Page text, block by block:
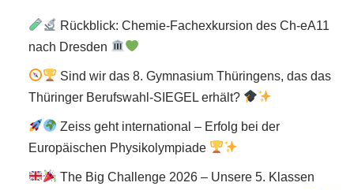
Rückblick: Chemie-Fachexkursion des Ch-eA11
nach Dresden
Sind wir das 8. Gymnasium Thüringens, das das
Thüringer Berufswahl-SIEGEL erhält?
Zeiss geht international – Erfolg bei der
Europäischen Physikolympiade
The Big Challenge 2026 – Unsere 5. Klassen